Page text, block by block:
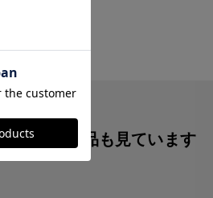
こんな商品も見ています